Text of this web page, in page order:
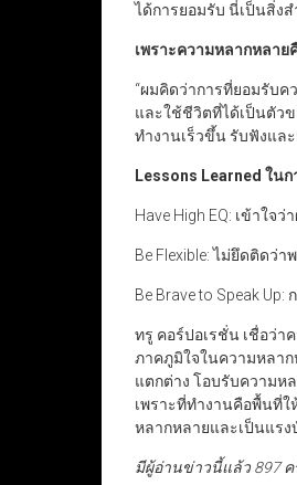
ได้การยอมรับ นี่เป็นสิ่ง
เพราะความหลากหลา
“ผมคิดว่าการที่ยอมรับ
และใช้ชีวิตที่ได้เป็นตัว
ทำงานเร็วขึ้น รับฟังแล
Lessons Learned ในก
Have High EQ: เข้าใ
Be Flexible: ไม่ยึดติดว่
Be Brave to Speak
ทรู คอร์ปอเรชั่น เชื่อว่า
ภาคภูมิใจในความหลาก
แตกต่าง โอบรับความห
เพราะที่ทำงานคือพื้นที่ใ
หลากหลายและเป็นแรง
มีผู้อ่านข่าวนี้แล้ว 897 ค